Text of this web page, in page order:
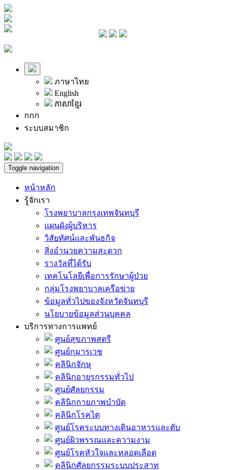
ภาษาไทย
English
ភាសាខ្មែរ
กกก
ระบบสมาชิก
Toggle navigation
หน้าหลัก
รู้จักเรา
โรงพยาบาลกรุงเทพจันทบุรี
แผนผังผู้บริหาร
วิสัยทัศน์และพันธกิจ
สิ่งอำนวยความสะดวก
รางวัลที่ได้รับ
เทคโนโลยีเพื่อการรักษาผู้ป่วย
กลุ่มโรงพยาบาลเครือข่าย
ข้อมูลทั่วไปของจังหวัดจันทบุรี
นโยบายข้อมูลส่วนบุคคล
บริการทางการแพทย์
ศูนย์สุขภาพสตรี
ศูนย์กุมารเวช
คลินิกจักษุ
คลินิกอายุรกรรมทั่วไป
ศูนย์ศัลยกรรม
คลินิกกายภาพบำบัด
คลินิกโรคไต
ศูนย์โรคระบบทางเดินอาหารและตับ
ศูนย์ผิวพรรณและความงาม
ศูนย์โรคหัวใจและหลอดเลือด
คลินิกศัลยกรรมระบบประสาท